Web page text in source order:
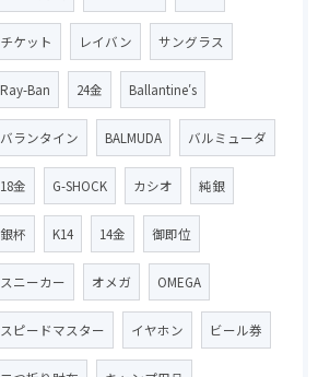
チケット レイバン サングラス
Ray-Ban 24金 Ballantine′s
バランタイン BALMUDA バルミューダ
18金 G-SHOCK カシオ 純銀
銀杯 K14 14金 御即位
スニーカー オメガ OMEGA
スピードマスター イヤホン ビール券